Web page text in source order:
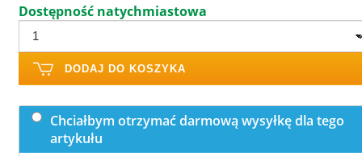
Dostępność natychmiastowa
DODAJ DO KOSZYKA
Chciałbym otrzymać darmową wysyłkę dla tego
artykułu